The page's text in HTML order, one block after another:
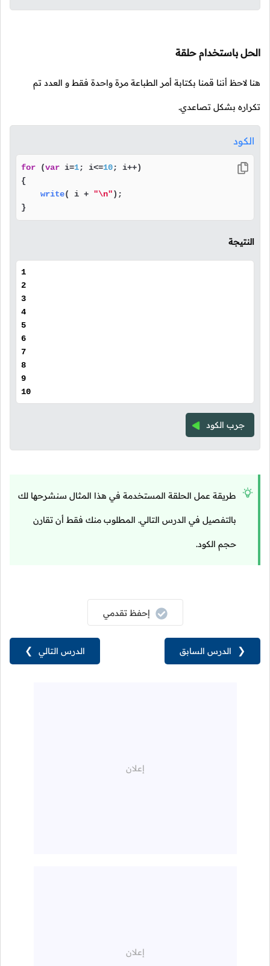
الحل باستخدام حلقة
هنا لاحظ أننا قمنا بكتابة أمر الطباعة مرة واحدة فقط و العدد تم
تكراره بشكل تصاعدي.
الكود
for (var i=1; i<=10; i++)
{
write( i + "\n");
}
النتيجة
1
2
3
4
5
6
7
8
9
10
جرب الكود
طريقة عمل الحلقة المستخدمة في هذا المثال سنشرحها لك
بالتفصيل في الدرس التالي. المطلوب منك فقط أن تقارن
حجم الكود.
الدرس التالي ❯
إحفظ تقدمي
❮ الدرس السابق